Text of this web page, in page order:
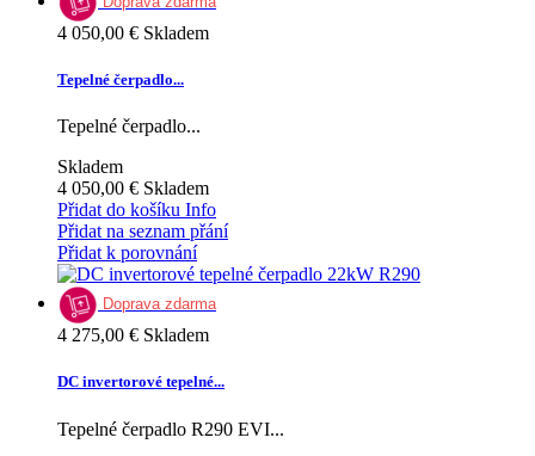
4 050,00 € Skladem
Tepelné čerpadlo...
Tepelné čerpadlo...
Skladem
4 050,00 € Skladem
Přidat do košíku Info
Přidat na seznam přání
Přidat k porovnání
Doprava zdarma
4 275,00 € Skladem
DC invertorové tepelné...
Tepelné čerpadlo R290 EVI...